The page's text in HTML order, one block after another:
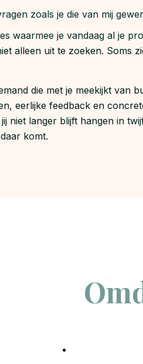
zoals je die van mij
waarmee je vandaag al je
alleen uit te zoeken. Soms
die met je meekijkt van
eerlijke feedback en
niet langer blijft hangen in
komt.